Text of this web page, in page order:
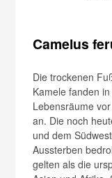
Camelus
Die trockenen
Kamele fanden
Lebensräume
an. Die noch
und dem
Aussterben
gelten als die